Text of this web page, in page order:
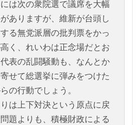
は次の衆院選で議席を大幅
ありますが、維新が台頭し
る無党派層の批判票をかっ
く、れいわは正念場だとお
表の乱闘騒動も、なんとか
せて総選挙に弾みをつけた
の行動でしょう。
は上下対決という原点に戻
題よりも、積極財政による